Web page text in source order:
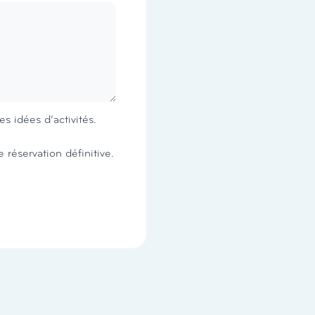
idées d’activités.
une demande de réservation, et non une réservation définitive.